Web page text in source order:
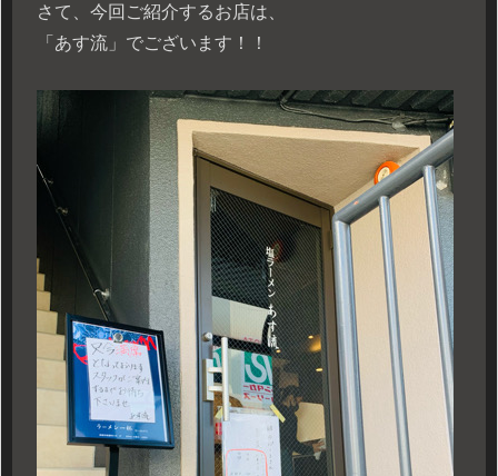
さて、今回ご紹介するお店は、
「あす流」でございます！！